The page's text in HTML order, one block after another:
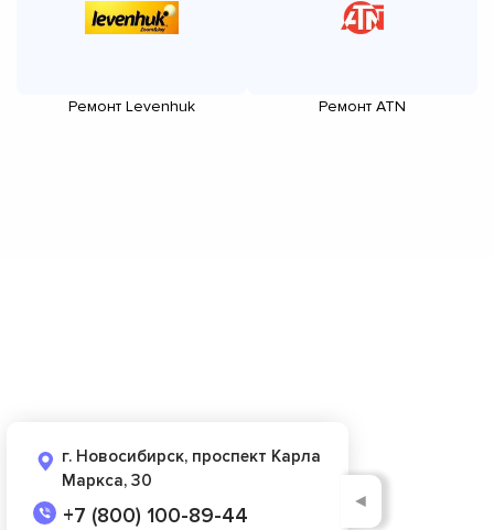
Ремонт Levenhuk Ремонт ATN
г. Новосибирск, проспект Карла
Маркса, 30
+7 (800) 100-89-44
◄